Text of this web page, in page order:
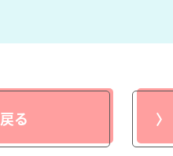
る 〉